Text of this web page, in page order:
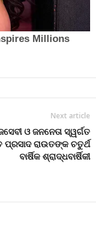
Next article
ଓ ଜନନେତା ସ୍ୱର୍ଗତ
ପ୍ରସାଦ ରାଉତଙ୍କ ଚତୁର୍ଥ
ବାର୍ଷିକ ଶ୍ରାଦ୍ଧବାର୍ଷିକୀ